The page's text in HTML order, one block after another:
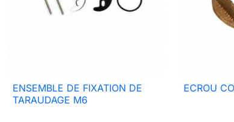
 Aperçu rapide
ENSEMBLE DE FIXATION DE
TARAUDAGE M6

ECROU